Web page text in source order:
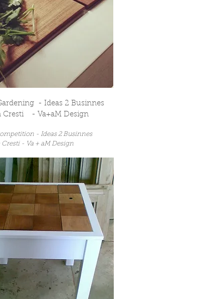
- Ideas 2 Businnes
Cresti - Va+aM Design
- Ideas 2 Businnes
- Va + aM Design